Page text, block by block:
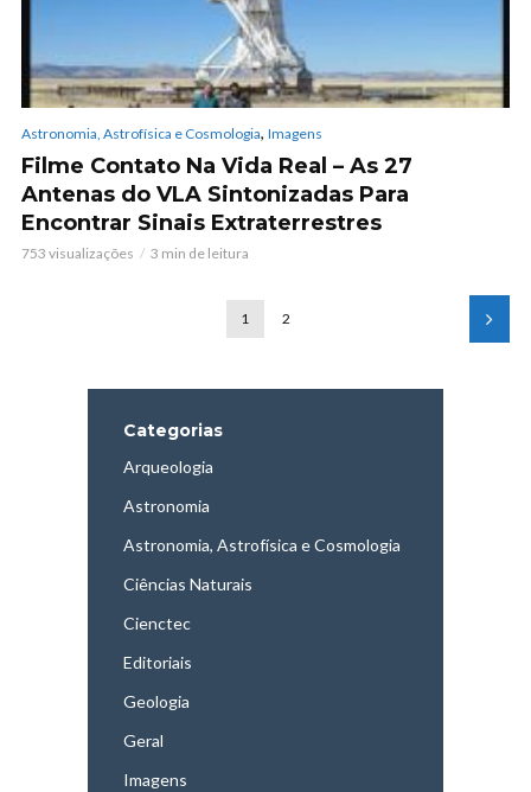
Astronomia, Astrofísica e Cosmologia, Imagens
Filme Contato Na Vida Real – As 27
Antenas do VLA Sintonizadas Para
Encontrar Sinais Extraterrestres
753 visualizações 3 min de leitura
1 2
Categorias
Arqueologia
Astronomia
Astronomia, Astrofísica e Cosmologia
Ciências Naturais
Cienctec
Editoriais
Geologia
Geral
Imagens